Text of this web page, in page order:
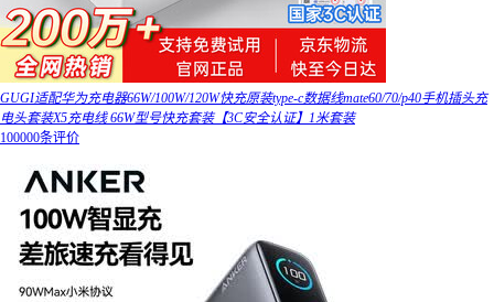
GUGI适配华为充电器66W/100W/120W快充原装type-c数据线mate60/70/p40手机插头充
电头套装X5充电线 66W型号快充套装【3C安全认证】1米套装
100000条评价